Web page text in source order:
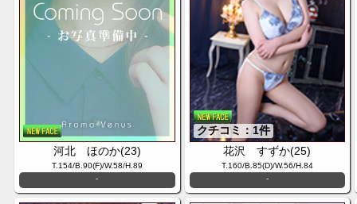
河北 ほのか(23)
T.154/B.90(F)/W.58/H.89
-
クチコミ：1件
花沢 すずか(25)
T.160/B.85(D)/W.56/H.84
-